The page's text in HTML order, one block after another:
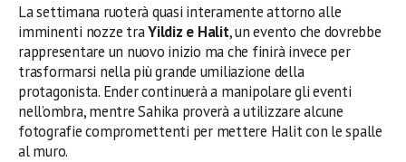
La settimana ruoterà quasi interamente attorno alle
imminenti nozze traYildiz e Halit, un evento che dovrebbe
rappresentare un nuovo inizio ma che finirà invece per
trasformarsi nella più grande umiliazione della
protagonista. Ender continuerà a manipolare gli eventi
nell’ombra, mentre Sahika proverà a utilizzare alcune
fotografie compromettenti per mettere Halit con le spalle
al muro.